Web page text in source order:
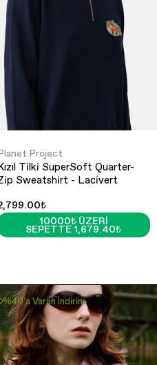
Project
Tilki SuperSoft Quarter-
Sweatshirt - Lacivert
10000₺ ÜZERI
SEPETTE 1,679.40₺
%40'a Varan İndirim